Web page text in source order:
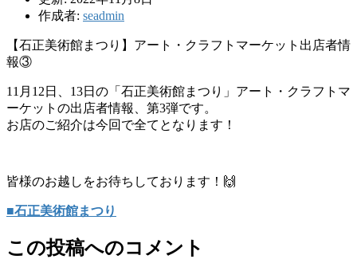
作成者: seadmin
【石正美術館まつり】アート・クラフトマーケット出店者情
報③
11月12日、13日の「石正美術館まつり」アート・クラフトマ
ーケットの出店者情報、第3弾です。
お店のご紹介は今回で全てとなります！
皆様のお越しをお待ちしております！🙌
■石正美術館まつり
この投稿へのコメント